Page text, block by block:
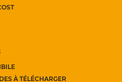
À TÉLÉCHARGER